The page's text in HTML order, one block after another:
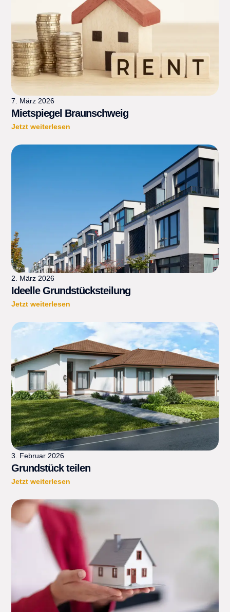
7. März 2026
Mietspiegel Braunschweig
Jetzt weiterlesen
2. März 2026
Ideelle Grundstücksteilung
Jetzt weiterlesen
3. Februar 2026
Grundstück teilen
Jetzt weiterlesen